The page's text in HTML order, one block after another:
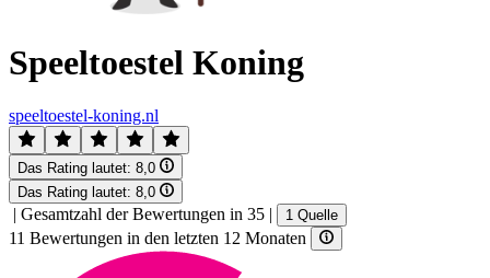
Speeltoestel Koning
speeltoestel-koning.nl
Das Rating lautet: 8,0
Das Rating lautet: 8,0
| Gesamtzahl der Bewertungen in 35 | 1 Quelle
11 Bewertungen in den letzten 12 Monaten